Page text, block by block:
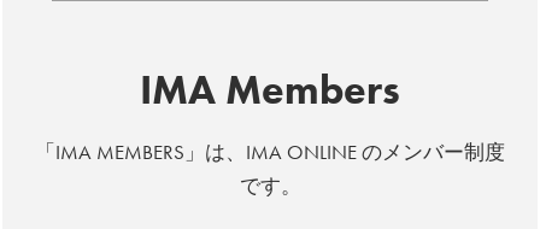
IMA Members
「IMA MEMBERS」は、IMA ONLINE のメンバー制度
です。